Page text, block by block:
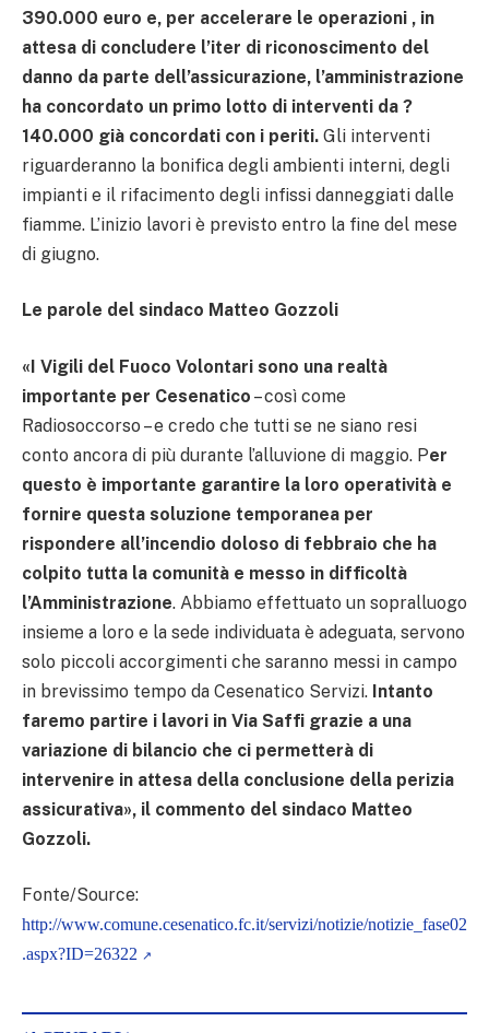
390.000 euro e, per accelerare le operazioni , in
attesa di concludere l’iter di riconoscimento del
danno da parte dell’assicurazione, l’amministrazione
ha concordato un primo lotto di interventi da ?
140.000 già concordati con i periti. Gli interventi
riguarderanno la bonifica degli ambienti interni, degli
impianti e il rifacimento degli infissi danneggiati dalle
fiamme. L’inizio lavori è previsto entro la fine del mese
di giugno.
Le parole del sindaco Matteo Gozzoli
«I Vigili del Fuoco Volontari sono una realtà
importante per Cesenatico – così come
Radiosoccorso – e credo che tutti se ne siano resi
conto ancora di più durante l’alluvione di maggio. Per
questo è importante garantire la loro operatività e
fornire questa soluzione temporanea per
rispondere all’incendio doloso di febbraio che ha
colpito tutta la comunità e messo in difficoltà
l’Amministrazione. Abbiamo effettuato un sopralluogo
insieme a loro e la sede individuata è adeguata, servono
solo piccoli accorgimenti che saranno messi in campo
in brevissimo tempo da Cesenatico Servizi. Intanto
faremo partire i lavori in Via Saffi grazie a una
variazione di bilancio che ci permetterà di
intervenire in attesa della conclusione della perizia
assicurativa», il commento del sindaco Matteo
Gozzoli.
Fonte/Source:
http://www.comune.cesenatico.fc.it/servizi/notizie/notizie_fase02
.aspx?ID=26322